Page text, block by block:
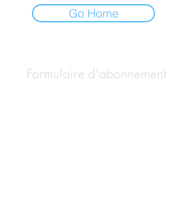
Go Home
Formulaire d'abonnement